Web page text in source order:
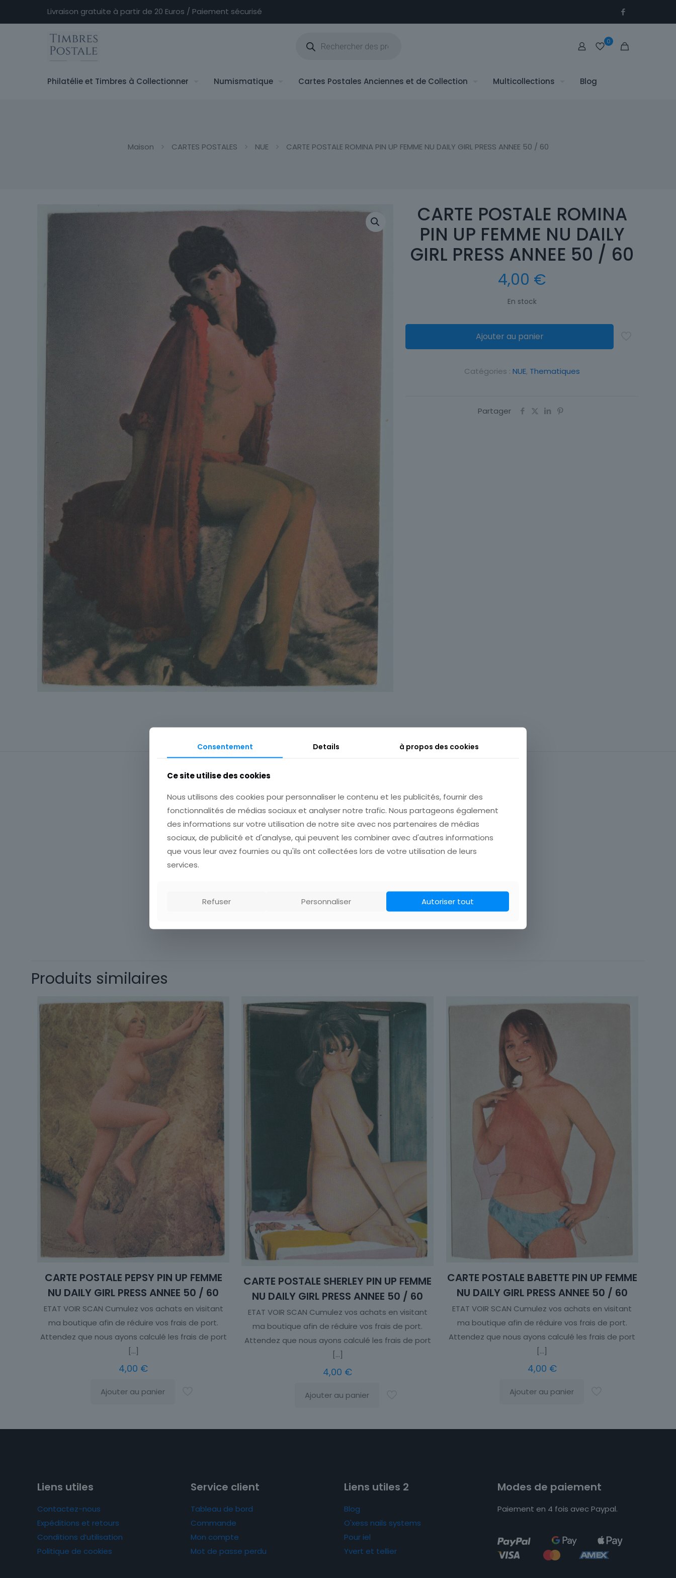
Livraison gratuite à partir de 20 Euros / Paiement sécurisé
produits
0
Philatélie et Timbres à Collectionner Numismatique Cartes Postales Anciennes et de Collection Multicollections Blog
Maison CARTES POSTALES NUE CARTE POSTALE ROMINA PIN UP FEMME NU DAILY GIRL PRESS ANNEE 50 / 60
CARTE POSTALE ROMINA
PIN UP FEMME NU DAILY
GIRL PRESS ANNEE 50 / 60
4,00 €
En stock
Ajouter au panier
Catégories : NUE, Thematiques
Partager
Cumulez vos achats en visitant ma boutique
afin de réduire vos frais de port.
Attendez que nous ayons calculé les frais de port pour plusieurs achats avant de payer!
Sous-thème
Produits similaires
CARTE POSTALE PEPSY PIN UP FEMME
NU DAILY GIRL PRESS ANNEE 50 / 60
ETAT VOIR SCAN Cumulez vos achats en visitant
ma boutique afin de réduire vos frais de port.
Attendez que nous ayons calculé les frais de port
[…]
4,00 €
Ajouter au panier
CARTE POSTALE SHERLEY PIN UP FEMME
NU DAILY GIRL PRESS ANNEE 50 / 60
ETAT VOIR SCAN Cumulez vos achats en visitant
ma boutique afin de réduire vos frais de port.
Attendez que nous ayons calculé les frais de port
[…]
4,00 €
Ajouter au panier
CARTE POSTALE BABETTE PIN UP FEMME
NU DAILY GIRL PRESS ANNEE 50 / 60
ETAT VOIR SCAN Cumulez vos achats en visitant
ma boutique afin de réduire vos frais de port.
Attendez que nous ayons calculé les frais de port
[…]
4,00 €
Ajouter au panier
Liens utiles
Contactez-nous
Expéditions et retours
Conditions d’utilisation
Politique de cookies
Service client
Tableau de bord
Commande
Mon compte
Mot de passe perdu
Liens utiles 2
Blog
O'xess nails systems
Pour iel
Yvert et tellier
Modes de paiement
Paiement en 4 fois avec Paypal.
Consentement Details à propos des cookies
Ce site utilise des cookies
Nous utilisons des cookies pour personnaliser le contenu et les publicités, fournir des
fonctionnalités de médias sociaux et analyser notre trafic. Nous partageons également
des informations sur votre utilisation de notre site avec nos partenaires de médias
sociaux, de publicité et d'analyse, qui peuvent les combiner avec d'autres informations
que vous leur avez fournies ou qu'ils ont collectées lors de votre utilisation de leurs
services.
Refuser Personnaliser Autoriser tout